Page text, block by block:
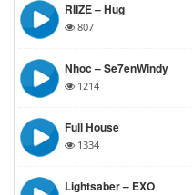
RIIZE – Hug
807
Nhoc – Se7enWindy
1214
Full House
1334
Lightsaber – EXO